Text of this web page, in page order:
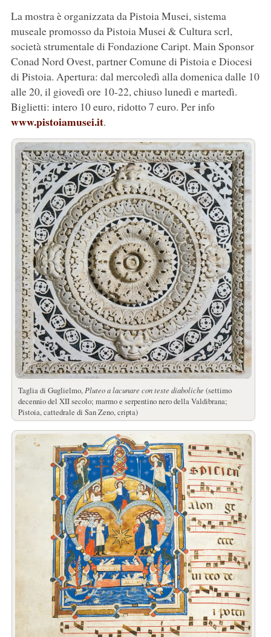
La mostra è organizzata da Pistoia Musei, sistema
museale promosso da Pistoia Musei & Cultura scrl,
società strumentale di Fondazione Caript. Main Sponsor
Conad Nord Ovest, partner Comune di Pistoia e Diocesi
di Pistoia. Apertura: dal mercoledì alla domenica dalle 10
alle 20, il giovedì ore 10-22, chiuso lunedì e martedì.
Biglietti: intero 10 euro, ridotto 7 euro. Per info
www.pistoiamusei.it.
Taglia di Guglielmo, Pluteo a lacunare con teste diaboliche (settimo
decennio del XII secolo; marmo e serpentino nero della Valdibrana;
Pistoia, cattedrale di San Zeno, cripta)